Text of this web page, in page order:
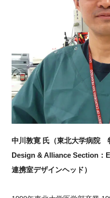
中川敦寛 氏（東北大学病
Design & Alliance Section：
連携室デザインヘッド）